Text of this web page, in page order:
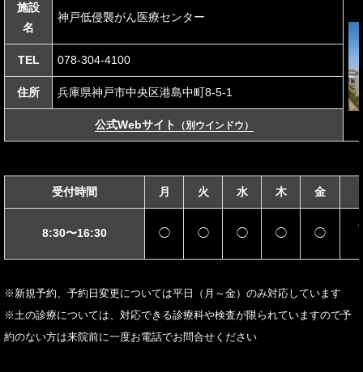
施設
名
神戸低侵襲がん医療センター
TEL 078-304-4100
住所 兵庫県神戸市中央区港島中町8-5-1
公式Webサイト （別ウインドウ）
受付時間 月 火 水 木 金
8:30〜16:30 ◯ ◯ ◯ ◯ ◯
※新規予約、予約日変更については平日（月～金）のみ対応しています
※土の診療については、対応できる診療科や検査が限られていますので予
約のない方は来院前に一度お電話でお問合せください